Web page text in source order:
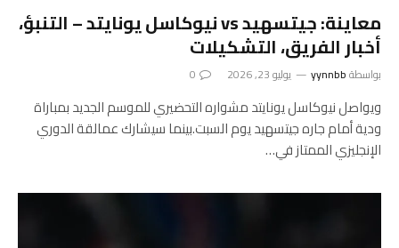
معاينة: جيتسهيد vs نيوكاسل يونايتد – التنبؤ،
أخبار الفريق، التشكيلات
بواسطةyynnbb يوليو 23, 2026 0
ويواصل نيوكاسل يونايتد مشواره التحضيري للموسم الجديد بمباراة
ودية أمام جاره جيتسهيد يوم السبت.بينما سيشارك عمالقة الدوري
الإنجليزي الممتاز في…